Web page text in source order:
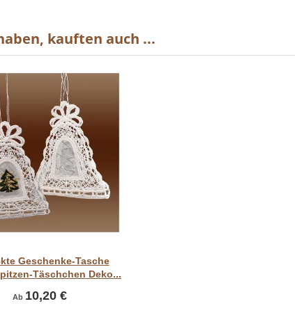
kauften auch ...
Geschenke-Tasche
Täschchen Deko...
Ab 10,20 €